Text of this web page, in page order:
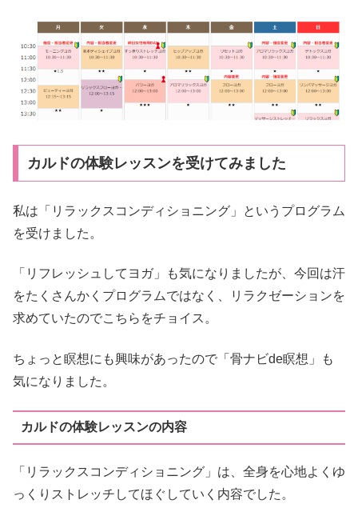
カルドの体験レッスンを受けてみました
私は「リラックスコンディショニング」というプログラム
を受けました。
「リフレッシュしてヨガ」も気になりましたが、今回は汗
をたくさんかくプログラムではなく、リラクゼーションを
求めていたのでこちらをチョイス。
ちょっと瞑想にも興味があったので「骨ナビde瞑想」も
気になりました。
カルドの体験レッスンの内容
「リラックスコンディショニング」は、全身を心地よくゆ
っくりストレッチしてほぐしていく内容でした。